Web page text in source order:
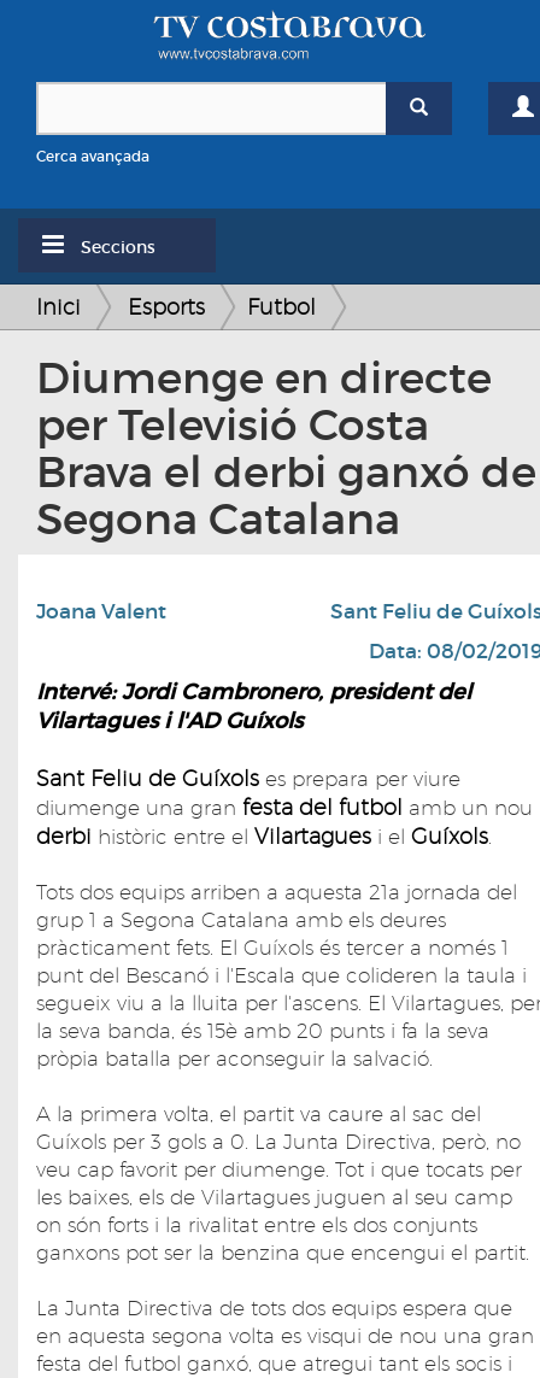
Cerca avançada
Seccions
Inici Esports Futbol
Diumenge en directe
per Televisió Costa
Brava el derbi ganxó de
Segona Catalana
Joana Valent
Sant Feliu de
Data: 08/02/
Intervé: Jordi Cambronero, president del
Vilartagues i l'AD Guíxols
Sant Feliu de Guíxols es prepara per viure
diumenge una gran festa del futbol amb un nou
derbi històric entre el Vilartagues i el Guíxols.
Tots dos equips arriben a aquesta 21a jornada del
grup 1 a Segona Catalana amb els deures
pràcticament fets. El Guíxols és tercer a només 1
punt del Bescanó i l'Escala que colideren la taula i
segueix viu a la lluita per l'ascens. El Vilartagues,
la seva banda, és 15è amb 20 punts i fa la seva
pròpia batalla per aconseguir la salvació.
A la primera volta, el partit va caure al sac del
Guíxols per 3 gols a 0. La Junta Directiva, però, no
veu cap favorit per diumenge. Tot i que tocats per
les baixes, els de Vilartagues juguen al seu camp
on són forts i la rivalitat entre els dos conjunts
ganxons pot ser la benzina que encengui el partit.
La Junta Directiva de tots dos equips espera que
en aquesta segona volta es visqui de nou una gran
festa del futbol ganxó, que atregui tant els socis i